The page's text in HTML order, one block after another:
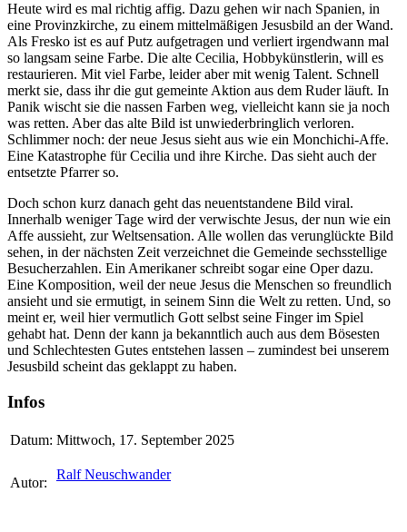
Heute wird es mal richtig affig. Dazu gehen wir nach Spanien, in
eine Provinzkirche, zu einem mittelmäßigen Jesusbild an der Wand.
Als Fresko ist es auf Putz aufgetragen und verliert irgendwann mal
so langsam seine Farbe. Die alte Cecilia, Hobbykünstlerin, will es
restaurieren. Mit viel Farbe, leider aber mit wenig Talent. Schnell
merkt sie, dass ihr die gut gemeinte Aktion aus dem Ruder läuft. In
Panik wischt sie die nassen Farben weg, vielleicht kann sie ja noch
was retten. Aber das alte Bild ist unwiederbringlich verloren.
Schlimmer noch: der neue Jesus sieht aus wie ein Monchichi-Affe.
Eine Katastrophe für Cecilia und ihre Kirche. Das sieht auch der
entsetzte Pfarrer so.
Doch schon kurz danach geht das neuentstandene Bild viral.
Innerhalb weniger Tage wird der verwischte Jesus, der nun wie ein
Affe aussieht, zur Weltsensation. Alle wollen das verunglückte Bild
sehen, in der nächsten Zeit verzeichnet die Gemeinde sechsstellige
Besucherzahlen. Ein Amerikaner schreibt sogar eine Oper dazu.
Eine Komposition, weil der neue Jesus die Menschen so freundlich
ansieht und sie ermutigt, in seinem Sinn die Welt zu retten. Und, so
meint er, weil hier vermutlich Gott selbst seine Finger im Spiel
gehabt hat. Denn der kann ja bekanntlich auch aus dem Bösesten
und Schlechtesten Gutes entstehen lassen – zumindest bei unserem
Jesusbild scheint das geklappt zu haben.
Infos
Datum: Mittwoch, 17. September 2025
Autor:
Ralf Neuschwander